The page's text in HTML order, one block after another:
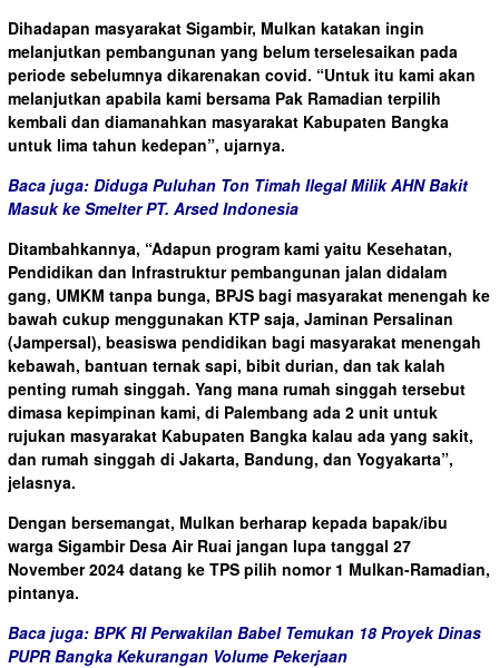
Dihadapan masyarakat Sigambir, Mulkan katakan ingin
melanjutkan pembangunan yang belum terselesaikan pada
periode sebelumnya dikarenakan covid. “Untuk itu kami akan
melanjutkan apabila kami bersama Pak Ramadian terpilih
kembali dan diamanahkan masyarakat Kabupaten Bangka
untuk lima tahun kedepan”, ujarnya.
Baca juga: Diduga Puluhan Ton Timah Ilegal Milik AHN Bakit
Masuk ke Smelter PT. Arsed Indonesia
Ditambahkannya, “Adapun program kami yaitu Kesehatan,
Pendidikan dan Infrastruktur pembangunan jalan didalam
gang, UMKM tanpa bunga, BPJS bagi masyarakat menengah ke
bawah cukup menggunakan KTP saja, Jaminan Persalinan
(Jampersal), beasiswa pendidikan bagi masyarakat menengah
kebawah, bantuan ternak sapi, bibit durian, dan tak kalah
penting rumah singgah. Yang mana rumah singgah tersebut
dimasa kepimpinan kami, di Palembang ada 2 unit untuk
rujukan masyarakat Kabupaten Bangka kalau ada yang sakit,
dan rumah singgah di Jakarta, Bandung, dan Yogyakarta”,
jelasnya.
Dengan bersemangat, Mulkan berharap kepada bapak/ibu
warga Sigambir Desa Air Ruai jangan lupa tanggal 27
November 2024 datang ke TPS pilih nomor 1 Mulkan-Ramadian,
pintanya.
Baca juga: BPK RI Perwakilan Babel Temukan 18 Proyek Dinas
PUPR Bangka Kekurangan Volume Pekerjaan